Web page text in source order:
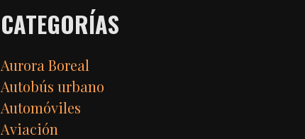
CATEGORÍAS
Aurora Boreal
Autobús urbano
Automóviles
Aviación